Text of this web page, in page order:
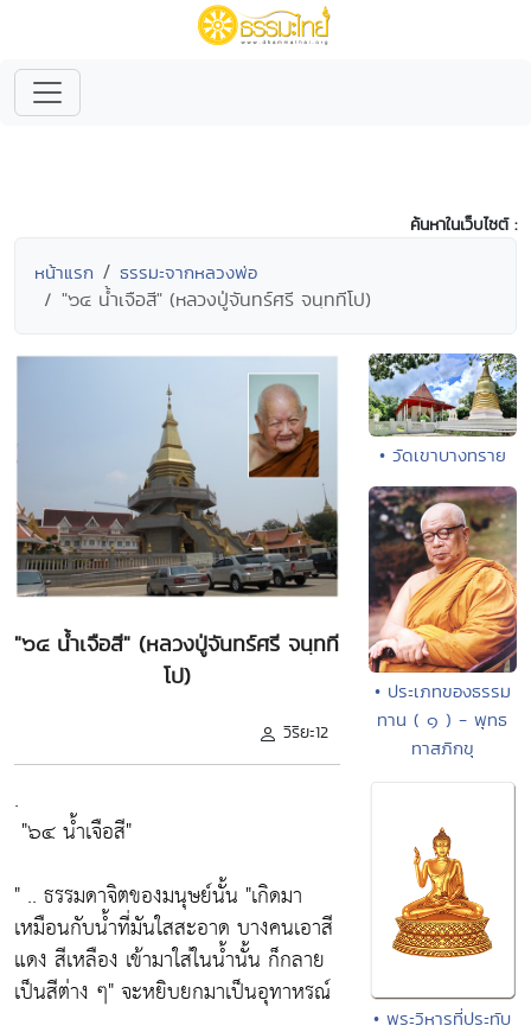
ค้นหาในเว็บไซต์ :
หน้าแรก ธรรมะจากหลวงพ่อ
"๖๔ น้ำเจือสี" (หลวงปู่จันทร์ศรี จนฺททีโป)
"๖๔ น้ำเจือสี" (หลวงปู่จันทร์ศรี จนฺทที
โป)
วิริยะ12
.
"๖๔ น้ำเจือสี"
" .. ธรรมดาจิตของมนุษย์นั้น "เกิดมา
เหมือนกับน้ำที่มันใสสะอาด บางคนเอาสี
แดง สีเหลือง เข้ามาใส่ในน้ำนั้น ก็กลาย
เป็นสีต่าง ๆ"จะหยิบยกมาเป็นอุทาหรณ์
• วัดเขาบางทราย
• ประเภทของธรรม
ทาน ( ๑ ) - พุทธ
ทาสภิกขุ
• พระวิหารที่ประทับ